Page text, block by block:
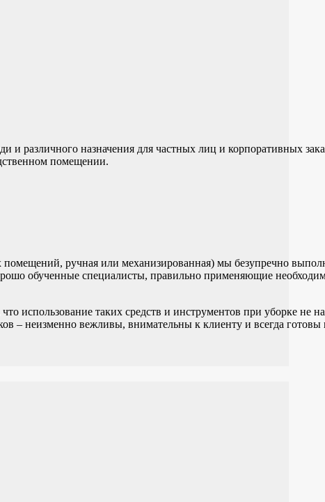
различного назначения для частных лиц и корпоративных
помещении.
ручная или механизированная) мы безупречно
обученные специалисты, правильно применяющие
использование таких средств и инструментов при уборке не
– неизменно вежливы, внимательны к клиенту и всегда готовы